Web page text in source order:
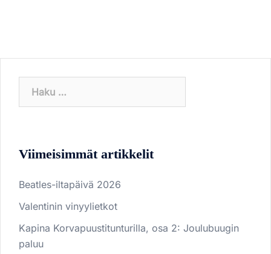
Viimeisimmät artikkelit
Beatles-iltapäivä 2026
Valentinin vinyylietkot
Kapina Korvapuustitunturilla, osa 2: Joulubuugin
paluu